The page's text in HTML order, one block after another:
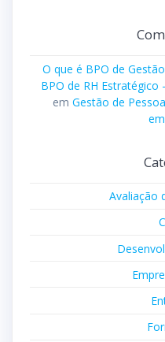
O que é BPO de
BPO de RH Estratégico
em Gestão de
Avaliação